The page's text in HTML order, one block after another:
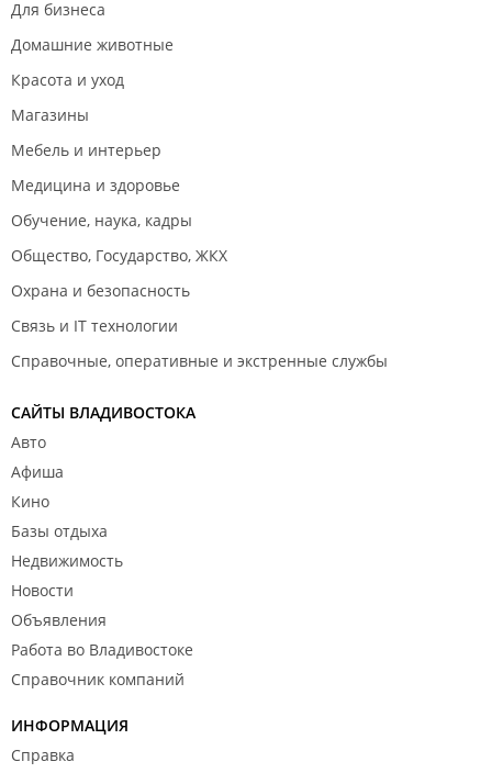
Для бизнеса
Домашние животные
Красота и уход
Магазины
Мебель и интерьер
Медицина и здоровье
Обучение, наука, кадры
Общество, Государство, ЖКХ
Охрана и безопасность
Связь и IT технологии
Справочные, оперативные и экстренные службы
САЙТЫ ВЛАДИВОСТОКА
Авто
Афиша
Кино
Базы отдыха
Недвижимость
Новости
Объявления
Работа во Владивостоке
Справочник компаний
ИНФОРМАЦИЯ
Справка